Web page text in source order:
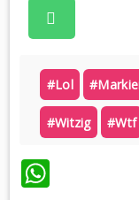
#lol
#witzig #wtf